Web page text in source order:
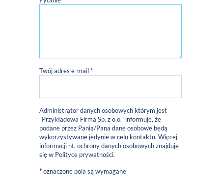
Twój adres e-mail *
Administrator danych osobowych którym jest
"Przykładowa Firma Sp. z o.o." informuje, że
podane przez Panią/Pana dane osobowe będą
wykorzystywane jedynie w celu kontaktu. Więcej
informacji nt. ochrony danych osobowych znajduje
się w Polityce prywatności.
*oznaczone pola są wymagane